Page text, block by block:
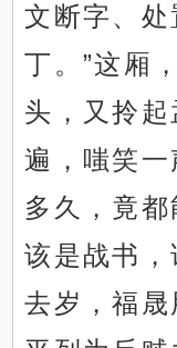
文断字、
丁。”这厢
头，又拎
遍，嗤笑一
多久，竟
该是战书，
去岁，福